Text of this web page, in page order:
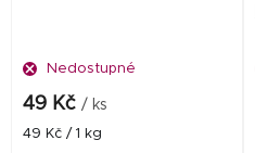
Nedostupné
49 Kč / ks
Měrná
49 Kč / 1 kg